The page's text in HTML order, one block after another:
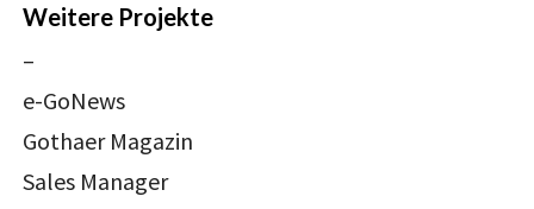
Weitere Projekte
–
e-GoNews
Gothaer Magazin
Sales Manager